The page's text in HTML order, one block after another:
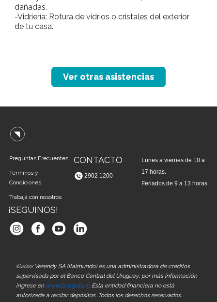
dañadas.
-Vidriería: Rotura de vidrios o cristales del exterior
de tu casa.
Ver otras asistencias
Preguntas Frecuentes
Términos y
Condiciones
Trabajá con nosotros
CONTACTO
2902 1200
Lunes a viernes de 10 a
17 horas.
Feriados de 9 a 13 horas.
¡SEGUINOS!
©2022 Verendy SA (Italmundo) es una administradora de créditos
supervisada por el Banco Central del Uruguay, por más información
ingrese en www.bcu.gub.uy. Esta entidad financiera no está
autorizada a recibir depósitos. Todos los derechos reservados.